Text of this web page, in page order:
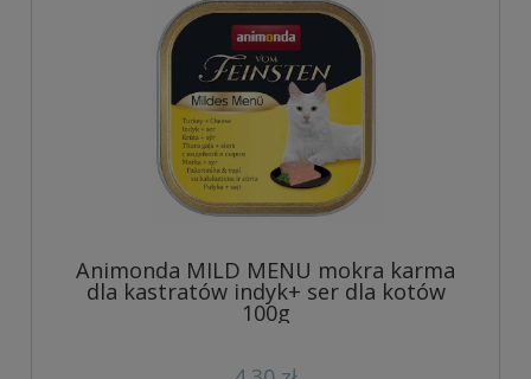
Animonda MILD MENU mokra karma
dla kastratów indyk+ ser dla kotów
100g